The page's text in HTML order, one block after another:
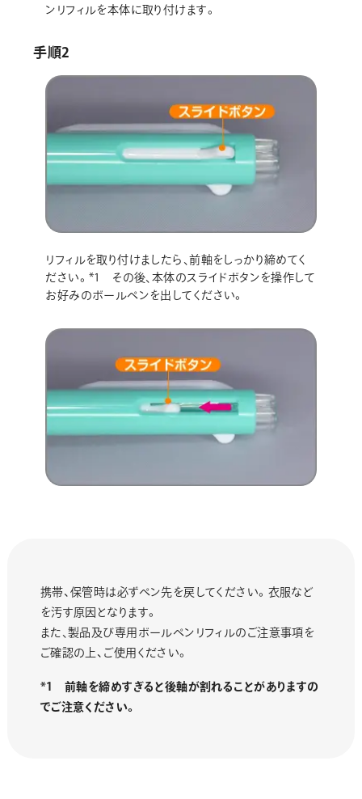
ンリフィルを本体に取り付けます。
手順2
リフィルを取り付けましたら､前軸をしっかり締めてく
ださい。*1 その後､本体のスライドボタンを操作して
お好みのボールペンを出してください。
携帯、保管時は必ずペン先を戻してください。衣服など
を汚す原因となります。
また､製品及び専用ボールペンリフィルのご注意事項を
ご確認の上、ご使用ください。
*1 前軸を締めすぎると後軸が割れることがありますの
でご注意ください。